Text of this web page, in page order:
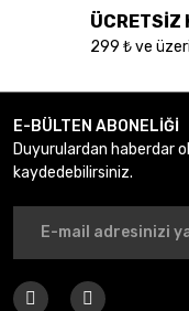
599,00 TL
ProteinOcn
ÜCRETSİZ
299 ₺ ve üzeri
E-BÜLTEN ABONELİĞİ
Duyurulardan haberdar
kaydedebilirsiniz.